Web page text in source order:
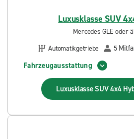
Luxusklasse SUV
Mercedes GLE oder
Automatikgetriebe
5
Fahrzeugausstattung
Luxusklasse SUV 4x4